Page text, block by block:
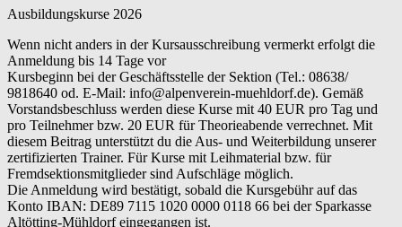
Ausbildungskurse 2026
Wenn nicht anders in der Kursausschreibung vermerkt erfolgt die
Anmeldung bis 14 Tage vor
Kursbeginn bei der Geschäftsstelle der Sektion (Tel.: 08638/
9818640 od. E-Mail: info@alpenverein-muehldorf.de). Gemäß
Vorstandsbeschluss werden diese Kurse mit 40 EUR pro Tag und
pro Teilnehmer bzw. 20 EUR für Theorieabende verrechnet. Mit
diesem Beitrag unterstützt du die Aus- und Weiterbildung unserer
zertifizierten Trainer. Für Kurse mit Leihmaterial bzw. für
Fremdsektionsmitglieder sind Aufschläge möglich.
Die Anmeldung wird bestätigt, sobald die Kursgebühr auf das
Konto IBAN: DE89 7115 1020 0000 0118 66 bei der Sparkasse
Altötting-Mühldorf eingegangen ist.